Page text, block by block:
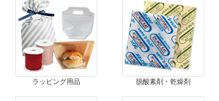
ラッピング用品 脱酸素剤・乾燥剤